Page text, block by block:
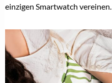
einzigen Smartwatch vereinen.